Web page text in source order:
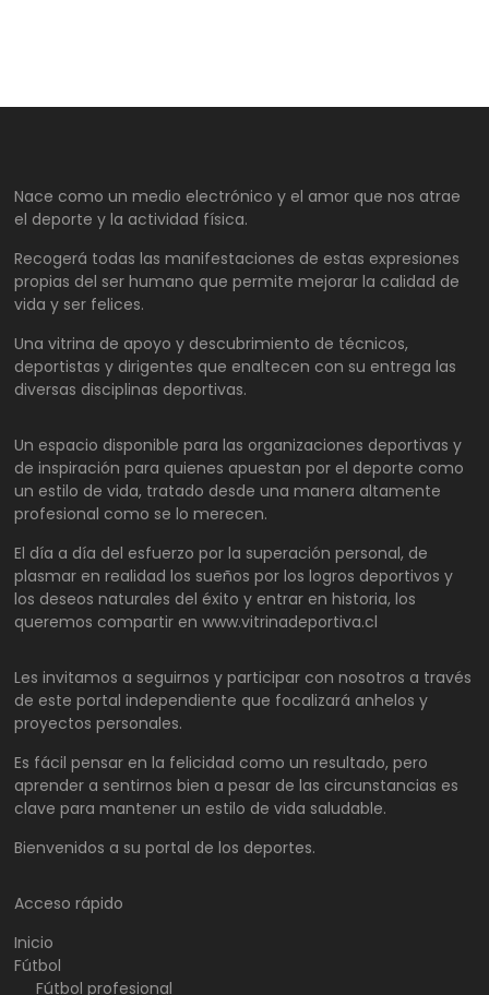
Nace como un medio electrónico y el amor que nos atrae
el deporte y la actividad física.
Recogerá todas las manifestaciones de estas expresiones
propias del ser humano que permite mejorar la calidad de
vida y ser felices.
Una vitrina de apoyo y descubrimiento de técnicos,
deportistas y dirigentes que enaltecen con su entrega las
diversas disciplinas deportivas.
Un espacio disponible para las organizaciones deportivas y
de inspiración para quienes apuestan por el deporte como
un estilo de vida, tratado desde una manera altamente
profesional como se lo merecen.
El día a día del esfuerzo por la superación personal, de
plasmar en realidad los sueños por los logros deportivos y
los deseos naturales del éxito y entrar en historia, los
queremos compartir en www.vitrinadeportiva.cl
Les invitamos a seguirnos y participar con nosotros a través
de este portal independiente que focalizará anhelos y
proyectos personales.
Es fácil pensar en la felicidad como un resultado, pero
aprender a sentirnos bien a pesar de las circunstancias es
clave para mantener un estilo de vida saludable.
Bienvenidos a su portal de los deportes.
Acceso rápido
Inicio
Fútbol
Fútbol profesional